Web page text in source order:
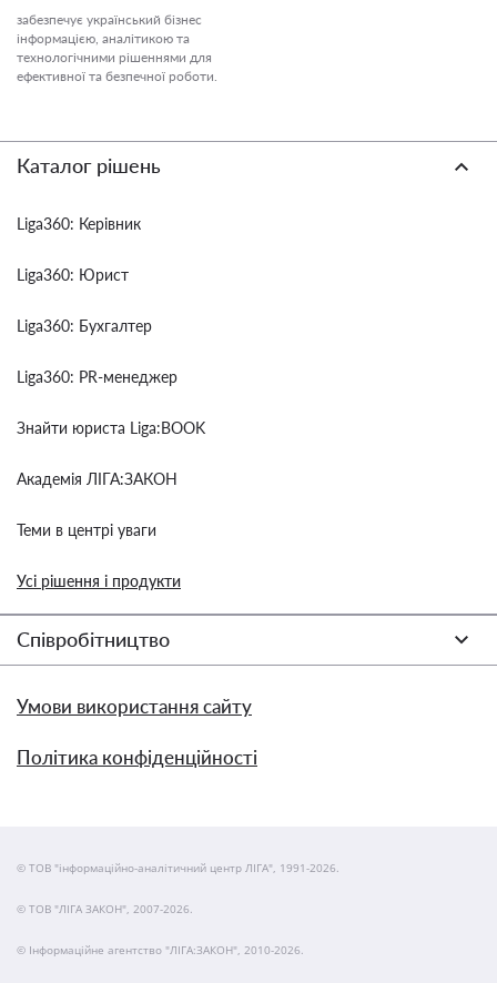
забезпечує український бізнес
інформацією, аналітикою та
технологічними рішеннями для
ефективної та безпечної роботи.
Каталог рішень
Liga360: Керівник
Liga360: Юрист
Liga360: Бухгалтер
Liga360: PR-менеджер
Знайти юриста Liga:BOOK
Академія ЛІГА:ЗАКОН
Теми в центрі уваги
Усі рішення і продукти
Співробітництво
Умови використання сайту
Політика конфіденційності
© ТОВ "інформаційно-аналітичний центр ЛІГА", 1991-2026.
© ТОВ "ЛІГА ЗАКОН", 2007-2026.
© Інформаційне агентство "ЛІГА:ЗАКОН", 2010-2026.